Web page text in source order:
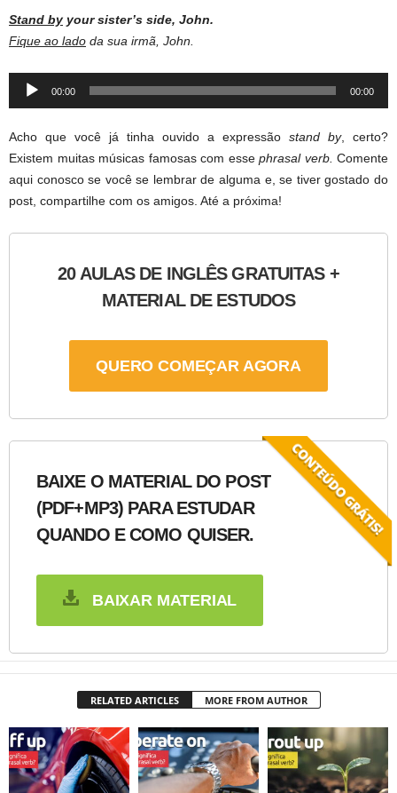
Stand by your sister’s side, John.
Fique ao lado da sua irmã, John.
Audio
00:00 00:00
Acho que você já tinha ouvido a expressão stand by, certo?
Existem muitas músicas famosas com esse phrasal verb. Comente
aqui conosco se você se lembrar de alguma e, se tiver gostado do
post, compartilhe com os amigos. Até a próxima!
20 AULAS DE INGLÊS GRATUITAS +
MATERIAL DE ESTUDOS
QUERO COMEÇAR AGORA
BAIXE O MATERIAL DO POST
(PDF+MP3) PARA ESTUDAR
QUANDO E COMO QUISER.
BAIXAR MATERIAL
RELATED ARTICLES MORE FROM AUTHOR